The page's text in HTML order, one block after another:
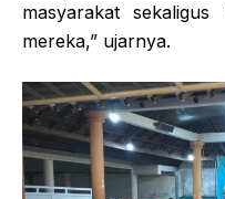
masyarakat sekaligus
mereka,” ujarnya.